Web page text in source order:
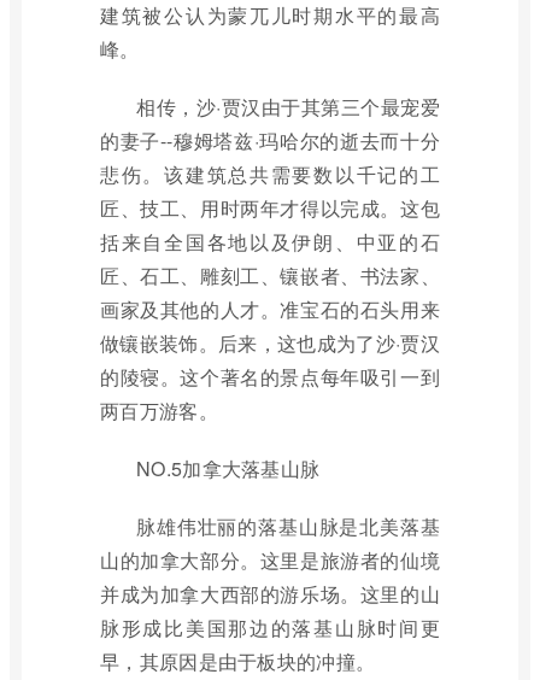
建筑被公认为蒙兀儿时期水平的最高
峰。
相传，沙·贾汉由于其第三个最宠爱
的妻子--穆姆塔兹·玛哈尔的逝去而十分
悲伤。该建筑总共需要数以千记的工
匠、技工、用时两年才得以完成。这包
括来自全国各地以及伊朗、中亚的石
匠、石工、雕刻工、镶嵌者、书法家、
画家及其他的人才。准宝石的石头用来
做镶嵌装饰。后来，这也成为了沙·贾汉
的陵寝。这个著名的景点每年吸引一到
两百万游客。
NO.5加拿大落基山脉
脉雄伟壮丽的落基山脉是北美落基
山的加拿大部分。这里是旅游者的仙境
并成为加拿大西部的游乐场。这里的山
脉形成比美国那边的落基山脉时间更
早，其原因是由于板块的冲撞。